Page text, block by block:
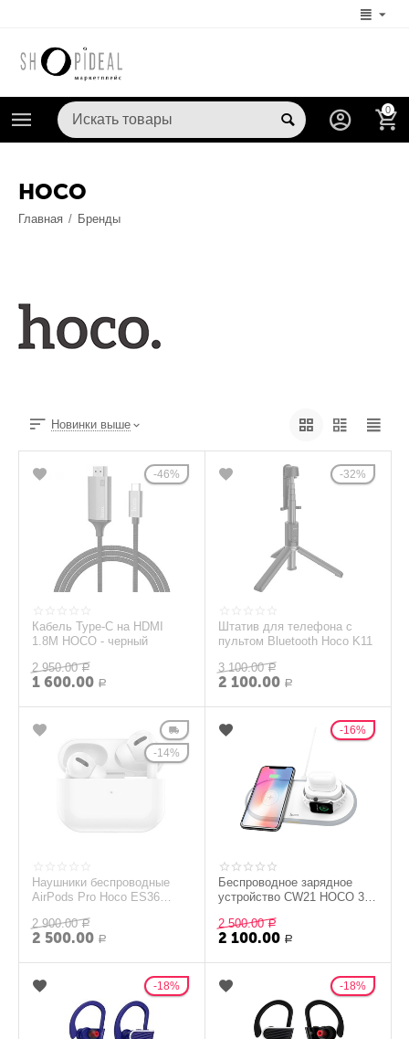
0
HOCO
Главная / Бренды
Новинки выше
46%
Кабель Type-C на HDMI
1.8M HOCO - черный
2 950.00 Р
1 600.00 Р
32%
Штатив для телефона с
пультом Bluetooth Hoco K11
3 100.00 Р
2 100.00 Р
14%
Наушники беспроводные
AirPods Pro Hoco ES36
2 900.00 Р
2 500.00 Р
16%
Беспроводное зарядное
устройство CW21 HOCO 3 в
2 500.00 Р
2 100.00 Р
18% 18%